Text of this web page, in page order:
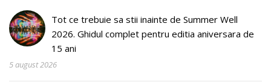
Tot ce trebuie sa stii inainte de Summer Well
2026. Ghidul complet pentru editia aniversara de
15 ani
5 august 2026